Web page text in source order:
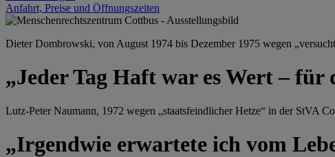
Anfahrt, Preise und Öffnungszeiten
Dieter Dombrowski, von August 1974 bis Dezember 1975 wegen
„Jeder Tag Haft war es Wert –
Lutz-Peter Naumann, 1972 wegen „staatsfeindlicher Hetze“ in der StVA
„Irgendwie erwartete ich vom